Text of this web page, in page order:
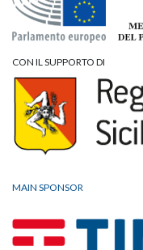
CON IL SUPPORTO DI
MAIN SPONSOR